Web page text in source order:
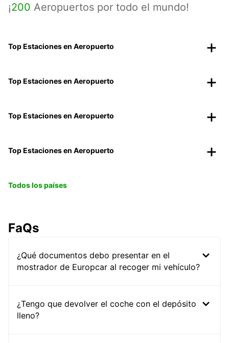
¡200 Aeropuertos por todo el mundo!
Top Estaciones en Aeropuerto
Top Estaciones en Aeropuerto
Top Estaciones en Aeropuerto
Top Estaciones en Aeropuerto
Todos los países
FaQs
¿Qué documentos debo presentar en el
mostrador de Europcar al recoger mi vehículo?
¿Tengo que devolver el coche con el depósito
lleno?